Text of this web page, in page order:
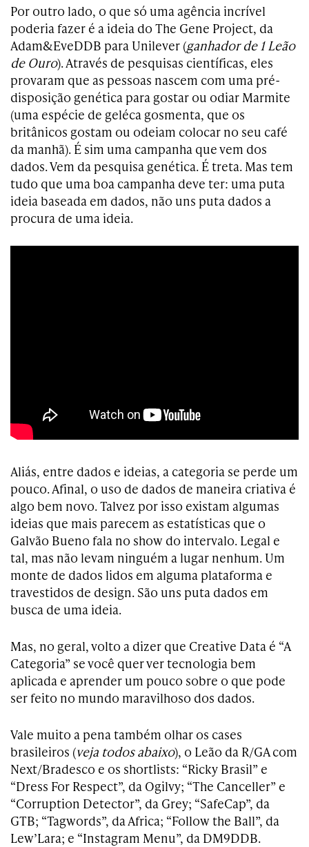
Por outro lado, o que só uma agência incrível
poderia fazer é a ideia do The Gene Project, da
Adam&EveDDB para Unilever (ganhador de 1 Leão
de Ouro). Através de pesquisas científicas, eles
provaram que as pessoas nascem com uma pré-
disposição genética para gostar ou odiar Marmite
(uma espécie de geléca gosmenta, que os
britânicos gostam ou odeiam colocar no seu café
da manhã). É sim uma campanha que vem dos
dados. Vem da pesquisa genética. É treta. Mas tem
tudo que uma boa campanha deve ter: uma puta
ideia baseada em dados, não uns puta dados a
procura de uma ideia.
Aliás, entre dados e ideias, a categoria se perde um
pouco. Afinal, o uso de dados de maneira criativa é
algo bem novo. Talvez por isso existam algumas
ideias que mais parecem as estatísticas que o
Galvão Bueno fala no show do intervalo. Legal e
tal, mas não levam ninguém a lugar nenhum. Um
monte de dados lidos em alguma plataforma e
travestidos de design. São uns puta dados em
busca de uma ideia.
Mas, no geral, volto a dizer que Creative Data é “A
Categoria” se você quer ver tecnologia bem
aplicada e aprender um pouco sobre o que pode
ser feito no mundo maravilhoso dos dados.
Vale muito a pena também olhar os cases
brasileiros (veja todos abaixo), o Leão da R/GA com
Next/Bradesco e os shortlists: “Ricky Brasil” e
“Dress For Respect”, da Ogilvy; “The Canceller” e
“Corruption Detector”, da Grey; “SafeCap”, da
GTB; “Tagwords”, da Africa; “Follow the Ball”, da
Lew’Lara; e “Instagram Menu”, da DM9DDB.